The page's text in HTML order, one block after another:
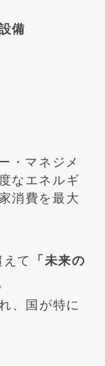
備
・マネジメ
なエネルギ
消費を最大
て
「未来の
、国が特に